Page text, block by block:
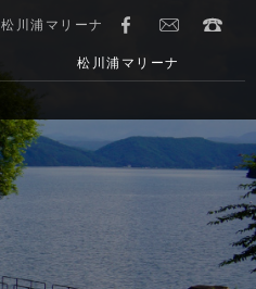
松川浦マリーナ
松川浦マリーナ